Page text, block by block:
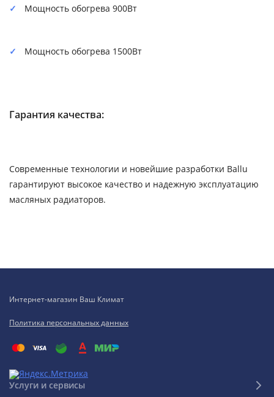
Мощность обогрева 900Вт
Мощность обогрева 1500Вт
Гарантия качества:
Современные технологии и новейшие разработки Ballu
гарантируют высокое качество и надежную эксплуатацию
масляных радиаторов.
Интернет-магазин Ваш Климат
Политика персональных данных
Услуги и сервисы